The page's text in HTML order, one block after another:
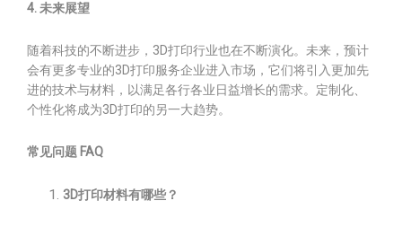
4. 未来展望
随着科技的不断进步，3D打印行业也在不断演化。未来，预计
会有更多专业的3D打印服务企业进入市场，它们将引入更加先
进的技术与材料，以满足各行各业日益增长的需求。定制化、
个性化将成为3D打印的另一大趋势。
常见问题 FAQ
3D打印材料有哪些？